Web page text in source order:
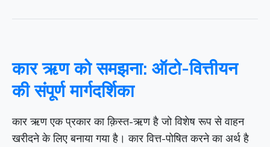
कार ऋण को समझना: ऑटो-वित्तीयन
की संपूर्ण मार्गदर्शिका
कार ऋण एक प्रकार का क़िस्त-ऋण है जो विशेष रूप से वाहन
खरीदने के लिए बनाया गया है। कार वित्त-पोषित करने का अर्थ है